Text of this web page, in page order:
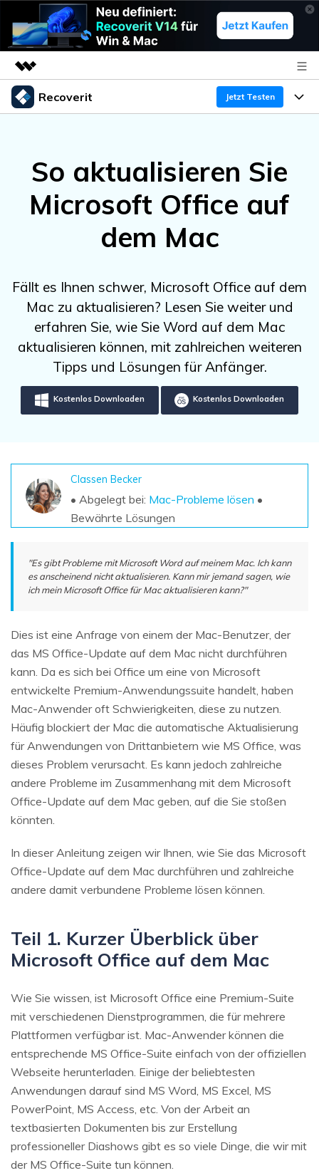
Top-Produkte
Überblick
Lösungen
Über uns
Presseraum
Recoverit Jetzt Testen
Recoverit für Windows
Ein führendes Tool zur Datenrettung für Windows
Kostenlos Testen
Recoverit für Mac
KI
Unbegrenzte Daten vom Mac-System
wiederherstellen
Kostenlos Testen
Kostenlos Testen
Weitere Produkte
Repairit - Datenreparatur
Funktionen
Wiederherstellung von Laufwerken
Gel?schte Medien wiederherstellen
Exklusive Wiederherstellungsl?sungen
Datenverlust-Szenarien
ALLE FUNKTIONEN ENTDECKEN
Ressourcen
Warum Recoverit
Kundengeschichten
Aktuelles Thema
DOWNLOAD Sign In
search
So aktualisieren Sie
Microsoft Office auf
dem Mac
Fällt es Ihnen schwer, Microsoft Office auf dem
Mac zu aktualisieren? Lesen Sie weiter und
erfahren Sie, wie Sie Word auf dem Mac
aktualisieren können, mit zahlreichen weiteren
Tipps und Lösungen für Anfänger.
Kostenlos Downloaden Kostenlos Downloaden
Classen Becker
• Abgelegt bei: Mac-Probleme lösen •
Bewährte Lösungen
"Es gibt Probleme mit Microsoft Word auf meinem Mac. Ich kann
es anscheinend nicht aktualisieren. Kann mir jemand sagen, wie
ich mein Microsoft Office für Mac aktualisieren kann?"
Dies ist eine Anfrage von einem der Mac-Benutzer, der
das MS Office-Update auf dem Mac nicht durchführen
kann. Da es sich bei Office um eine von Microsoft
entwickelte Premium-Anwendungssuite handelt, haben
Mac-Anwender oft Schwierigkeiten, diese zu nutzen.
Häufig blockiert der Mac die automatische Aktualisierung
für Anwendungen von Drittanbietern wie MS Office, was
dieses Problem verursacht. Es kann jedoch zahlreiche
andere Probleme im Zusammenhang mit dem Microsoft
Office-Update auf dem Mac geben, auf die Sie stoßen
könnten.
In dieser Anleitung zeigen wir Ihnen, wie Sie das Microsoft
Office-Update auf dem Mac durchführen und zahlreiche
andere damit verbundene Probleme lösen können.
Teil 1. Kurzer Überblick über
Microsoft Office auf dem Mac
Wie Sie wissen, ist Microsoft Office eine Premium-Suite
mit verschiedenen Dienstprogrammen, die für mehrere
Plattformen verfügbar ist. Mac-Anwender können die
entsprechende MS Office-Suite einfach von der offiziellen
Webseite herunterladen. Einige der beliebtesten
Anwendungen darauf sind MS Word, MS Excel, MS
PowerPoint, MS Access, etc. Von der Arbeit an
textbasierten Dokumenten bis zur Erstellung
professioneller Diashows gibt es so viele Dinge, die wir mit
der MS Office-Suite tun können.